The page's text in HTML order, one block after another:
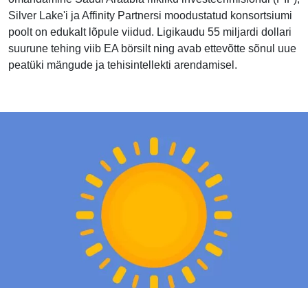
Silver Lake'i ja Affinity Partnersi moodustatud konsortsiumi
poolt on edukalt lõpule viidud. Ligikaudu 55 miljardi dollari
suurune tehing viib EA börsilt ning avab ettevõtte sõnul uue
peatüki mängude ja tehisintellekti arendamisel.